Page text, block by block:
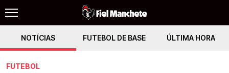
NOTÍCIAS FUTEBOL DE BASE ÚLTIMA HORA
FUTEBOL